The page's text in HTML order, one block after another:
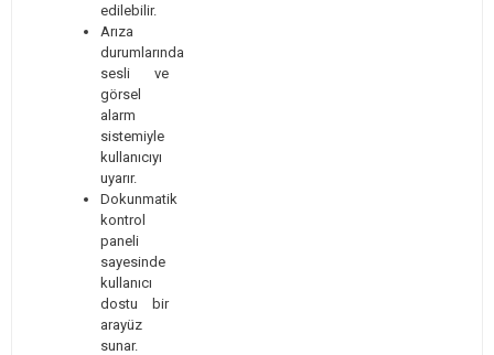
edilebilir.
Arıza
durumlarında
sesli ve
görsel
alarm
sistemiyle
kullanıcıyı
uyarır.
Dokunmatik
kontrol
paneli
sayesinde
kullanıcı
dostu bir
arayüz
sunar.